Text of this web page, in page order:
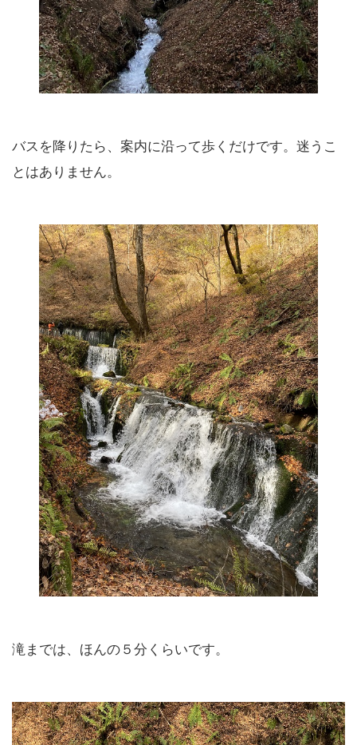
バスを降りたら、案内に沿って歩くだけです。迷うこ
とはありません。
滝までは、ほんの５分くらいです。